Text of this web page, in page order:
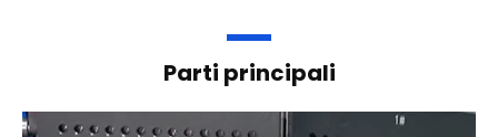
Parti principali